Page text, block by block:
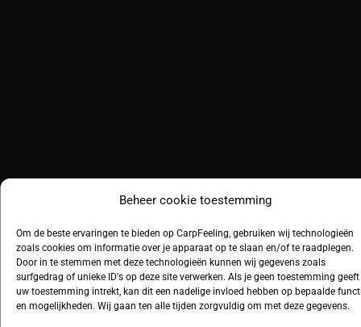
Beheer cookie toestemming
Om de beste ervaringen te bieden op CarpFeeling, gebruiken wij technologieën
zoals cookies om informatie over je apparaat op te slaan en/of te raadplegen.
Door in te stemmen met deze technologieën kunnen wij gegevens zoals
surfgedrag of unieke ID's op deze site verwerken. Als je geen toestemming
uw toestemming intrekt, kan dit een nadelige invloed hebben op bepaalde
en mogelijkheden. Wij gaan ten alle tijden zorgvuldig om met deze gegevens.